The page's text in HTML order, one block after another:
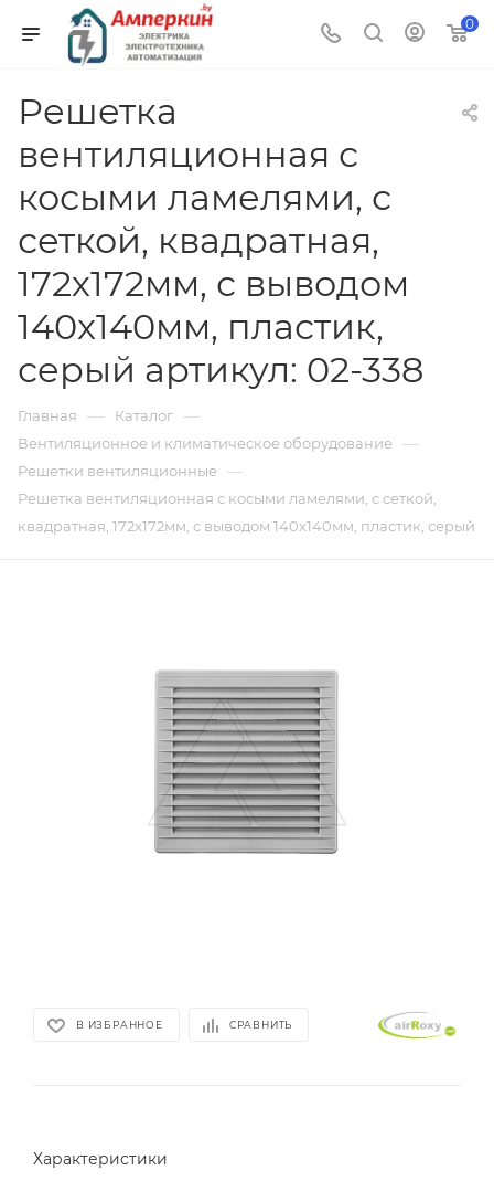
0
Решетка
вентиляционная с
косыми ламелями, с
сеткой, квадратная,
172х172мм, с выводом
140x140мм, пластик,
серый артикул: 02-338
Главная — Каталог —
Вентиляционное и климатическое оборудование —
Решетки вентиляционные —
Решетка вентиляционная с косыми ламелями, с сеткой,
квадратная, 172х172мм, с выводом 140x140мм, пластик, серый
В ИЗБРАННОЕ СРАВНИТЬ
Характеристики